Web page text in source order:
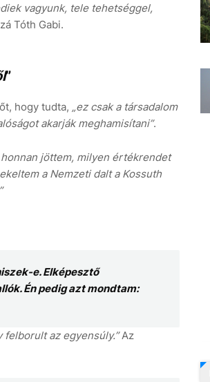
vagyunk, tele tehetséggel,
Tóth Gabi.
”
hogy tudta, „ez csak a társadalom
akarják meghamisítani”.
jöttem, milyen értékrendet
a Nemzeti dalt a Kossuth
e. Elképesztő
Én pedig azt mondtam:
felborult az egyensúly.”Az